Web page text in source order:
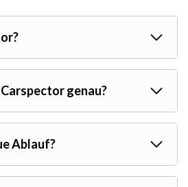
genau?
Ablauf?